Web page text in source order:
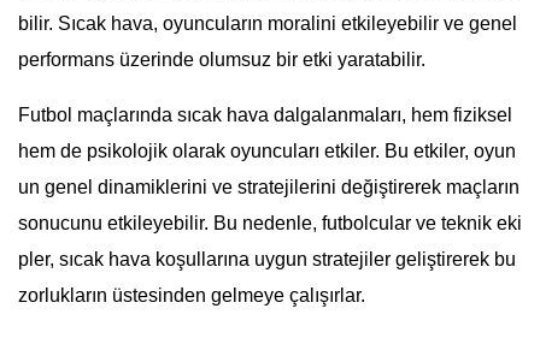
bilir. Sıcak hava, oyuncuların moralini etkileyebilir ve genel
performans üzerinde olumsuz bir etki yaratabilir.
Futbol maçlarında sıcak hava dalgalanmaları, hem fiziksel
hem de psikolojik olarak oyuncuları etkiler. Bu etkiler, oyun
un genel dinamiklerini ve stratejilerini değiştirerek maçların
sonucunu etkileyebilir. Bu nedenle, futbolcular ve teknik eki
pler, sıcak hava koşullarına uygun stratejiler geliştirerek bu
zorlukların üstesinden gelmeye çalışırlar.